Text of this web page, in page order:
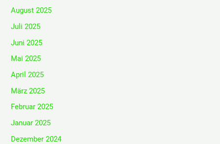
August 2025
Juli 2025
Juni 2025
Mai 2025
April 2025
März 2025
Februar 2025
Januar 2025
Dezember 2024